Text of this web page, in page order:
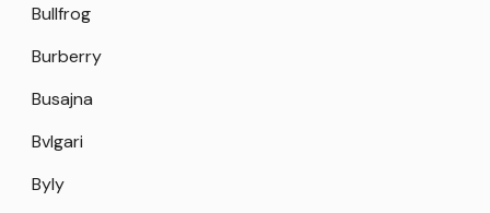
Bullfrog
Burberry
Busajna
Bvlgari
Byly